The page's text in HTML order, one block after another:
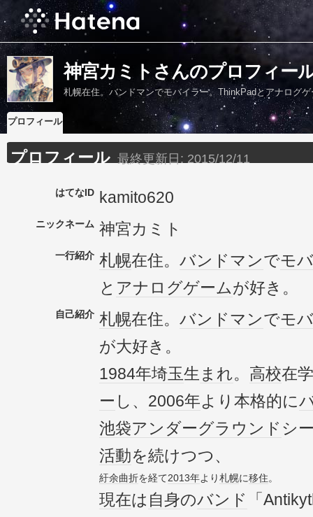
神宮カミトさんのプロフィー
札幌在住。バンドマンでモバイラー。ThinkPadとアナログ
プロフィール
プロフィール 最終更新日: 2015/12/11
はてなID kamito620
ニックネーム 神宮カミト
一行紹介 札幌在住。 バンドマンでモ
と アナログゲームが好き。
自己紹介 札幌在住。 バンドマンでモ
が大好き。
1984年埼玉生 まれ。 高校在
ー し、 2006年より本格的に
池袋アンダーグラウンド シ
活動を続けつつ、
紆余曲折を経て2013年より札幌に移住。
現在は 自身のバンド
「